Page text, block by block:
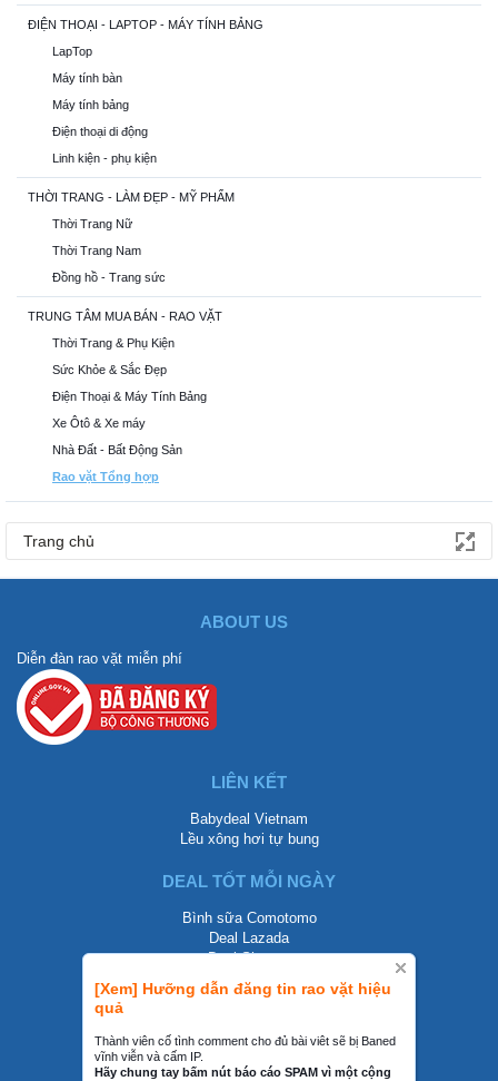
[Xem] Hưỡng dẫn đăng tin rao vặt hiệu
quả
Thành viên cố tình comment cho đủ bài viêt sẽ bị Baned
vĩnh viễn và cấm IP.
Hãy chung tay bấm nút báo cáo SPAM vì một cộng
ĐIỆN THOẠI - LAPTOP - MÁY TÍNH BẢNG
LapTop
Máy tính bàn
Máy tính bảng
Điện thoại di động
Linh kiện - phụ kiện
THỜI TRANG - LÀM ĐẸP - MỸ PHẨM
Thời Trang Nữ
Thời Trang Nam
Đồng hồ - Trang sức
TRUNG TÂM MUA BÁN - RAO VẶT
Thời Trang & Phụ Kiện
Sức Khỏe & Sắc Đẹp
Điện Thoại & Máy Tính Bảng
Xe Ôtô & Xe máy
Nhà Đất - Bất Động Sản
Rao vặt Tổng hợp
Trang chủ
ABOUT US
Diễn đàn rao vặt miễn phí
LIÊN KẾT
Babydeal Vietnam
Lều xông hơi tự bung
DEAL TỐT MỖI NGÀY
Bình sữa Comotomo
Deal Lazada
Deal Shopee
LIÊN HỆ
0858002468
contact@mraovat.vn